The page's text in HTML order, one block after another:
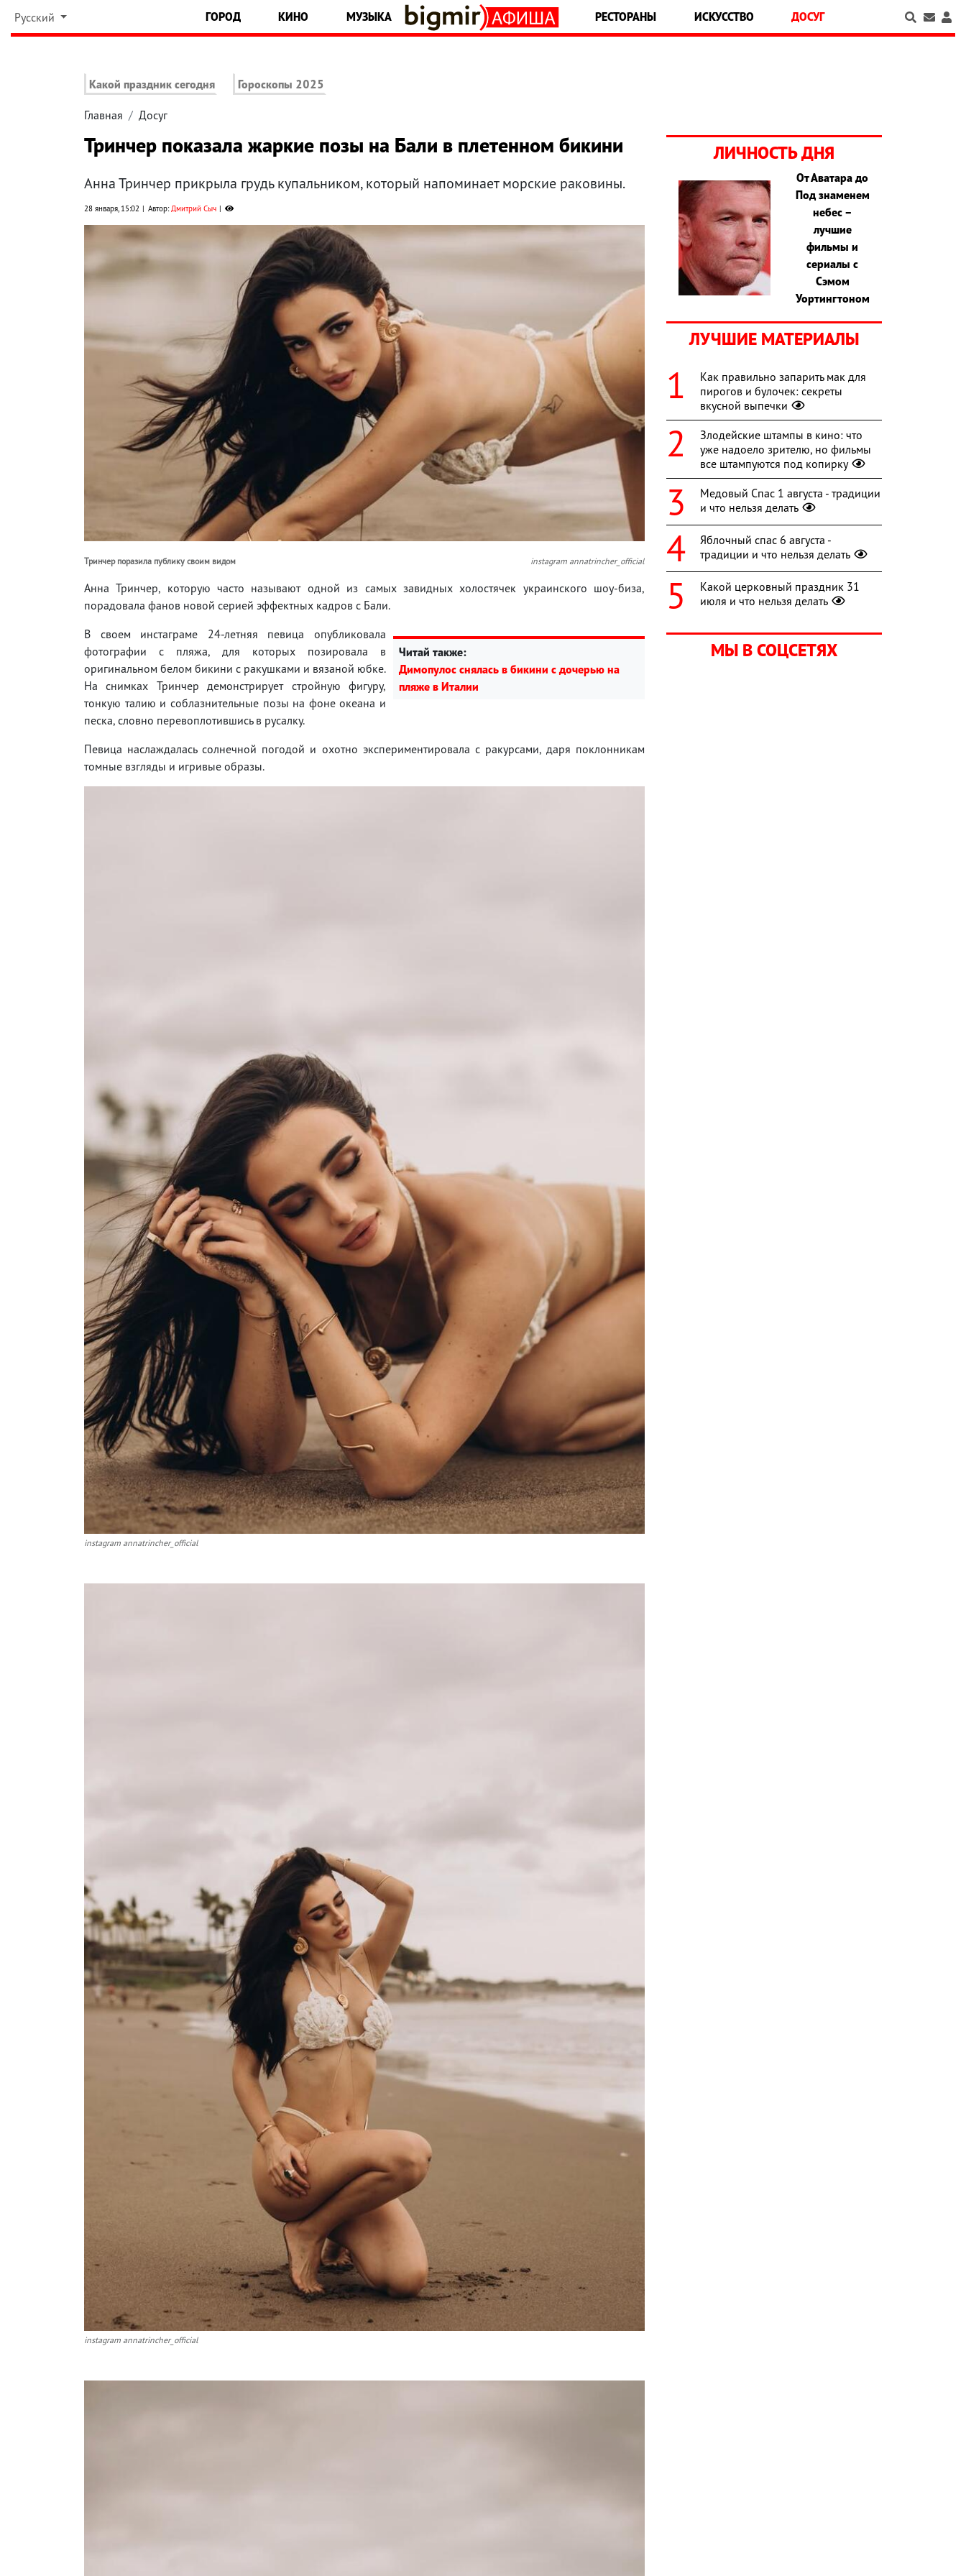
Русский ГОРОД КИНО МУЗЫКА РЕСТОРАНЫ ИСКУССТВО ДОСУГ
Какой праздник сегодня Гороскопы 2025
Главная Досуг
Тринчер показала жаркие позы на Бали в плетенном бикини
Анна Тринчер прикрыла грудь купальником, который напоминает морские раковины.
28 января, 15:02 Автор:Дмитрий Сыч
Тринчер поразила публику своим видом instagram annatrincher_official
Анна Тринчер, которую часто называют одной из самых завидных холостячек украинского шоу-биза,
порадовала фанов новой серией эффектных кадров с Бали.
Читай также:
Димопулос снялась в бикини с дочерью на
пляже в Италии
В своем инстаграме 24-летняя певица опубликовала
фотографии с пляжа, для которых позировала в
оригинальном белом бикини с ракушками и вязаной юбке.
На снимках Тринчер демонстрирует стройную фигуру,
тонкую талию и соблазнительные позы на фоне океана и
песка, словно перевоплотившись в русалку.
Певица наслаждалась солнечной погодой и охотно экспериментировала с ракурсами, даря поклонникам
томные взгляды и игривые образы.
instagram annatrincher_official
instagram annatrincher_official
ЛИЧНОСТЬ ДНЯ
От Аватара до
Под знаменем
небес –
лучшие
фильмы и
сериалы с
Сэмом
Уортингтоном
ЛУЧШИЕ МАТЕРИАЛЫ
Как правильно запарить мак для
пирогов и булочек: секреты
вкусной выпечки
Злодейские штампы в кино: что
уже надоело зрителю, но фильмы
все штампуются под копирку
Медовый Спас 1 августа - традиции
и что нельзя делать
Яблочный спас 6 августа -
традиции и что нельзя делать
Какой церковный праздник 31
июля и что нельзя делать
МЫ В СОЦСЕТЯХ